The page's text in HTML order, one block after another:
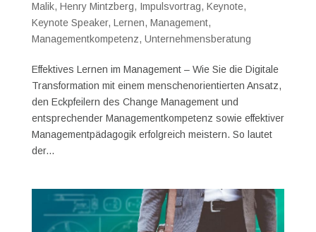
Malik, Henry Mintzberg, Impulsvortrag, Keynote,
Keynote Speaker, Lernen, Management,
Managementkompetenz, Unternehmensberatung
Effektives Lernen im Management – Wie Sie die Digitale
Transformation mit einem menschenorientierten Ansatz,
den Eckpfeilern des Change Management und
entsprechender Managementkompetenz sowie effektiver
Managementpädagogik erfolgreich meistern. So lautet
der...